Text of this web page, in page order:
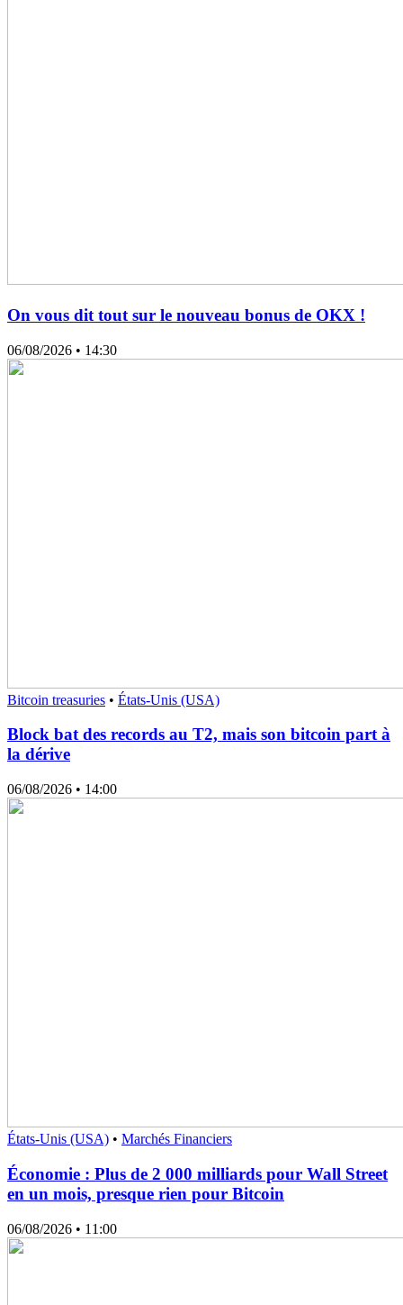
On vous dit tout sur le nouveau bonus de OKX !
06/08/2026 • 14:30
Bitcoin treasuries • États-Unis (USA)
Block bat des records au T2, mais son bitcoin part à
la dérive
06/08/2026 • 14:00
États-Unis (USA) • Marchés Financiers
Économie : Plus de 2 000 milliards pour Wall Street
en un mois, presque rien pour Bitcoin
06/08/2026 • 11:00